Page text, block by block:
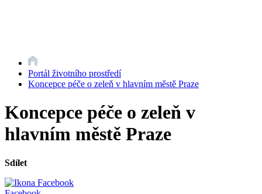
Portál životního prostředí
Koncepce péče o zeleň v hlavním městě Praze
Koncepce péče o zeleň v
hlavním městě Praze
Sdílet